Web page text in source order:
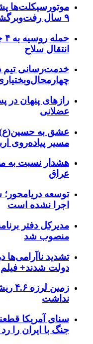
موتورسیکلت‌ها
۹ سال رفت‌وبرگشت دارد
انتقال سلاح
خدمت‌رسانی تیم
رازهای پنهان در
عضلانی
عشق به حسین(ع)
مسیر پیاده‌روی
هشدار نسبت به
عراق
توسعه دریامحور؛
اجرا نشده است
مدیرکل دفتر
منصوب شد
تشدید ناآرامی‌ها
دولت شدند+ فیلم
نداشت
سنای آمریکا
جنگ با ایران را